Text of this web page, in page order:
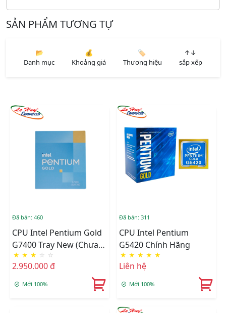
SẢN PHẨM TƯƠNG TỰ
📂
Danh mục
💰
Khoảng giá
🏷️
Thương hiệu
↑↓
sắp xếp
Đã bán: 460
CPU Intel Pentium Gold
G7400 Tray New (chưa
Fan)
★ ★ ★ ☆ ☆
2.950.000 đ
Mới 100%
Đã bán: 311
CPU Intel Pentium
G5420 Chính Hãng
★ ★ ★ ★ ★
Liên hệ
Mới 100%